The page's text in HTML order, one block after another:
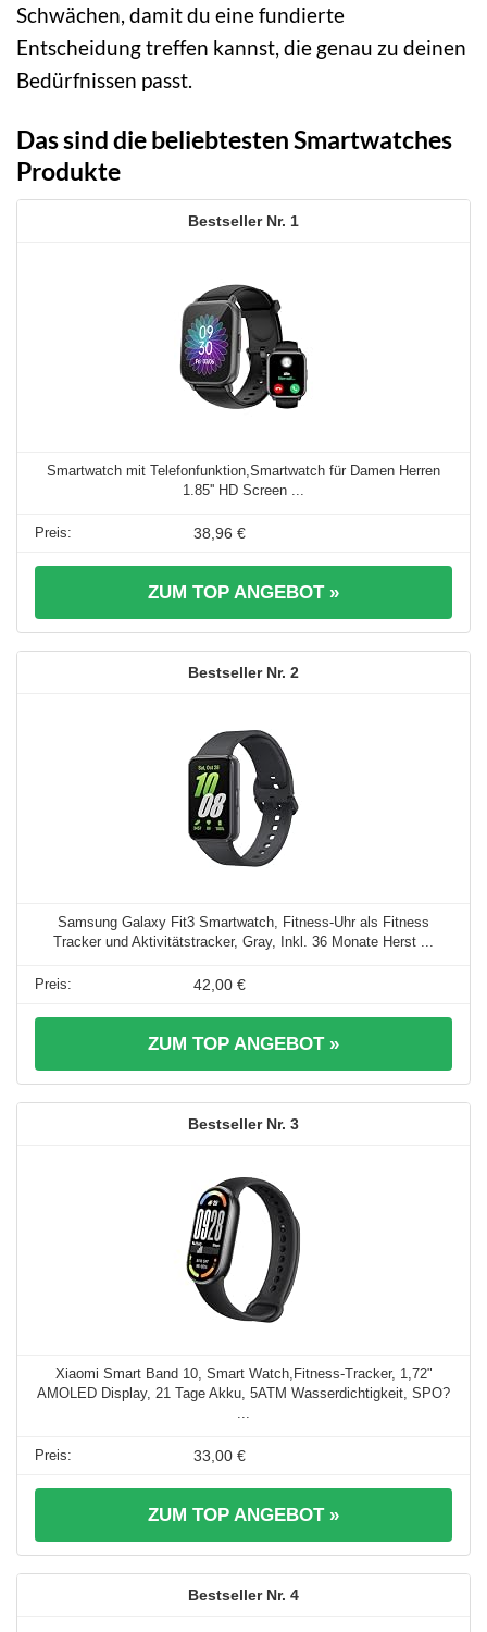
Schwächen, damit du eine fundierte
Entscheidung treffen kannst, die genau zu deinen
Bedürfnissen passt.
Das sind die beliebtesten Smartwatches
Produkte
1
Smartwatch mit Telefonfunktion,Smartwatch für Damen Herren
1.85'' HD Screen ...
38,96 €
ZUM TOP ANGEBOT »
2
Samsung Galaxy Fit3 Smartwatch, Fitness-Uhr als Fitness
Tracker und Aktivitätstracker, Gray, Inkl. 36 Monate Herst ...
42,00 €
ZUM TOP ANGEBOT »
3
Xiaomi Smart Band 10, Smart Watch,Fitness-Tracker, 1,72"
AMOLED Display, 21 Tage Akku, 5ATM Wasserdichtigkeit, SPO?
...
33,00 €
ZUM TOP ANGEBOT »
4